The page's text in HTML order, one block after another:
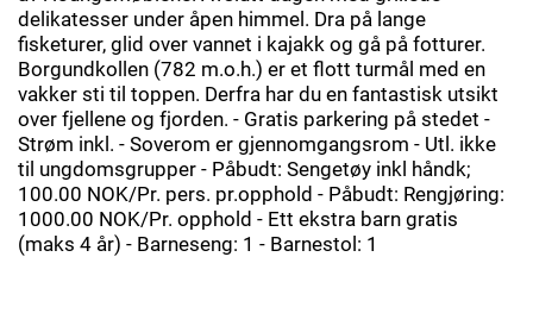
delikatesser under åpen himmel. Dra på lange
fisketurer, glid over vannet i kajakk og gå på fotturer.
Borgundkollen (782 m.o.h.) er et flott turmål med en
vakker sti til toppen. Derfra har du en fantastisk utsikt
over fjellene og fjorden. - Gratis parkering på stedet -
Strøm inkl. - Soverom er gjennomgangsrom - Utl. ikke
til ungdomsgrupper - Påbudt: Sengetøy inkl håndk;
100.00 NOK/Pr. pers. pr.opphold - Påbudt: Rengjøring:
1000.00 NOK/Pr. opphold - Ett ekstra barn gratis
(maks 4 år) - Barneseng: 1 - Barnestol: 1